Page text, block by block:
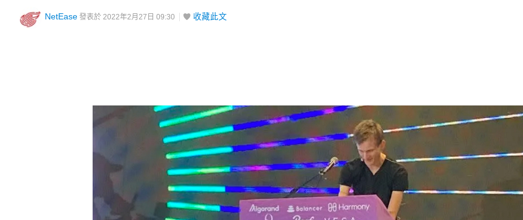
NetEase 發表於 2022年2月27日 09:30 收藏此文